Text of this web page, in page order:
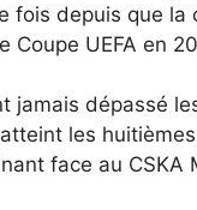
fois depuis que la
Coupe UEFA en
jamais dépassé
les
face au CSKA